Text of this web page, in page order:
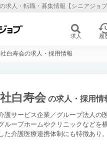
求人・転職・募集情報【シニアジョブ
求人 履
白寿会の求人・採用情報
白寿会 の求人・採用情
護サービス企業／グループ法人の
ループホームやクリニックなどを
た介護医療連携体制にも特徴あり